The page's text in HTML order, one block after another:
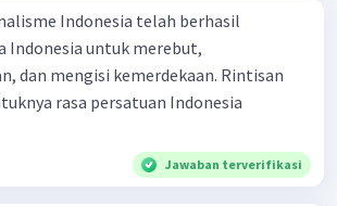
Indonesia telah berhasil
Indonesia untuk merebut,
dan mengisi kemerdekaan. Rintisan
rasa persatuan Indonesia
Jawaban terverifikasi